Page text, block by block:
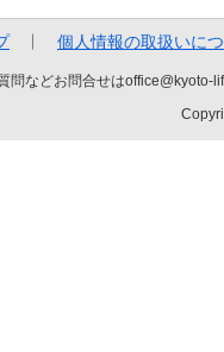
個人情報の取扱いに
問などお問合せは